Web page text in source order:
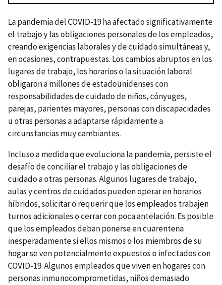
La pandemia del COVID-19 ha afectado significativamente
el trabajo y las obligaciones personales de los empleados,
creando exigencias laborales y de cuidado simultáneas y,
en ocasiones, contrapuestas. Los cambios abruptos en los
lugares de trabajo, los horarios o la situación laboral
obligaron a millones de estadounidenses con
responsabilidades de cuidado de niños, cónyuges,
parejas, parientes mayores, personas con discapacidades
u otras personas a adaptarse rápidamente a
circunstancias muy cambiantes.
Incluso a medida que evoluciona la pandemia, persiste el
desafío de conciliar el trabajo y las obligaciones de
cuidado a otras personas. Algunos lugares de trabajo,
aulas y centros de cuidados pueden operar en horarios
híbridos, solicitar o requerir que los empleados trabajen
turnos adicionales o cerrar con poca antelación. Es posible
que los empleados deban ponerse en cuarentena
inesperadamente si ellos mismos o los miembros de su
hogar se ven potencialmente expuestos o infectados con
COVID-19. Algunos empleados que viven en hogares con
personas inmunocomprometidas, niños demasiado